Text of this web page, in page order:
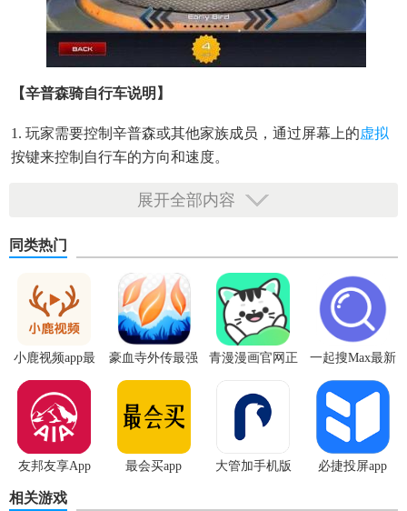
【辛普森骑自行车说明】
1. 玩家需要控制辛普森或其他家族成员，通过屏幕上的虚拟
按键来控制自行车的方向和速度。
2. 游戏设有多个赛道，每个赛道都充满不同的障碍和挑战，
3. 玩家需要收集赛道上的金币和道具，金币可以用来解锁新
的角色和自行车，道具则具有特殊效果，如加速、无敌等。
4. 游戏采用计时赛和淘汰赛两种模式，玩家可以根据自己的
喜好选择参加。
【辛普森骑自行车功能】
1. 角色选择：玩家可以从辛普森家族中选择喜欢的角色进行
游戏，每个角色都有独特的技能和外观。
2. 自行车升级：通过收集金币，玩家可以解锁和升级自行
车，提高赛车的性能和外观。
展开全部内容
同类热门
小鹿视频app最
新版
豪血寺外传最强
传说无限血版
青漫漫画官网正
一起搜Max最新
版
友邦友享App 最会买app 大管加手机版 必捷投屏app
相关游戏